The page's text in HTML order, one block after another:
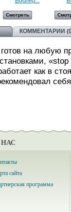
Смотреть
КОММЕНТАРИИ
на любую
как в
сайта
программа